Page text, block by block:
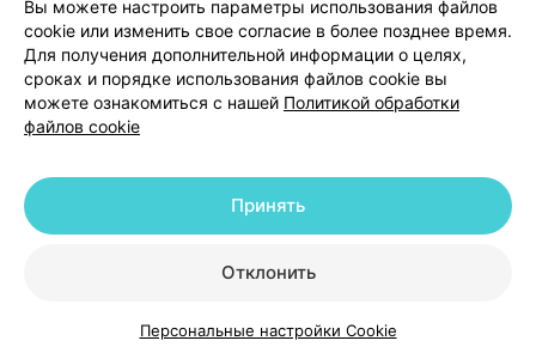
КаталогКорзинаИзбранноеПрофиль
Держатель регистрационного удостоверения и
производитель
Чешская Республика
«ПРО.МЕД.ЦС Прага а.о.»
Телчска 377/1, Михле,
Тел.: 00420 241013111,
e-mail: promed@promedcs.com
Вы можете настроить параметры использования файлов
cookie или изменить свое согласие в более позднее время.
Для получения дополнительной информации о целях,
сроках и порядке использования файлов cookie вы
можете ознакомиться с нашей Политикой обработки
файлов cookie
Отклонить
Принять
Персональные настройки Cookie